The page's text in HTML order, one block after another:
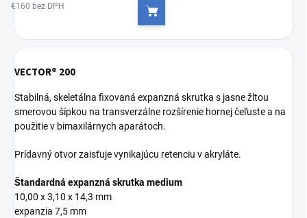
€160 bez DPH
Do košíka
VECTOR® 200
Stabilná, skeletálna fixovaná expanzná skrutka s jasne žltou
smerovou šípkou na transverzálne rozšírenie hornej čeľuste a na
použitie v bimaxilárnych aparátoch.
Prídavný otvor zaisťuje vynikajúcu retenciu v akryláte.
Štandardná expanzná skrutka medium
10,00 x 3,10 x 14,3 mm
expanzia 7,5 mm